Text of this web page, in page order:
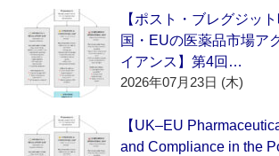
【ポスト・ブレグジッ
国・EUの医薬品市場ア
イアンス】第4回…
2026年07月23日 (木)
【UK–EU
and Compliance in the